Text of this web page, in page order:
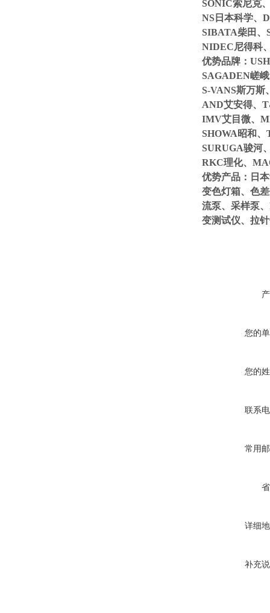
SONIC索尼克
NS日本科学、
SIBATA柴田、
NIDEC尼得科
优势品牌：
SAGADEN嵯
S-VANS斯万
AND艾安得、
IMV艾目微、
SHOWA昭和
SURUGA骏河
RKC理化、
优势产品：日
变色灯箱、色
流泵、采样泵
变测试仪、拉
您的
您的
联系
常用
详细
补充